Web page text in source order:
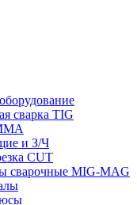
сварка TIG
и З/Ч
CUT
сварочные MIG-MAG